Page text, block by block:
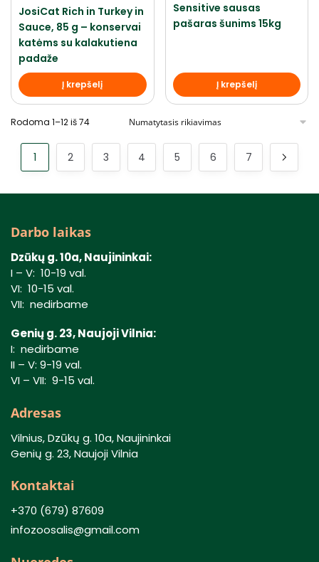
JosiCat Rich in Turkey in
Sauce, 85 g – konservai
katėms su kalakutiena
padaže
Į krepšelį
Sensitive sausas
pašaras šunims 15kg
Į krepšelį
Rodoma 1–12 iš 74
1 2 3 4 5 6 7
Darbo laikas
Dzūkų g. 10a, Naujininkai:
I – V: 10-19 val.
VI: 10-15 val.
VII: nedirbame
Genių g. 23, Naujoji Vilnia:
I: nedirbame
II – V: 9-19 val.
VI – VII: 9-15 val.
Adresas
Vilnius, Dzūkų g. 10a, Naujininkai
Genių g. 23, Naujoji Vilnia
Kontaktai
+370 (679) 87609
infozoosalis@gmail.com